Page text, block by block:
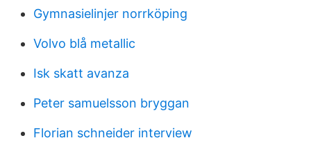
Gymnasielinjer norrköping
Volvo blå metallic
Isk skatt avanza
Peter samuelsson bryggan
Florian schneider interview